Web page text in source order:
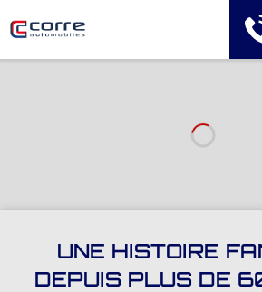
UNE HISTOIRE
DEPUIS PLUS DE